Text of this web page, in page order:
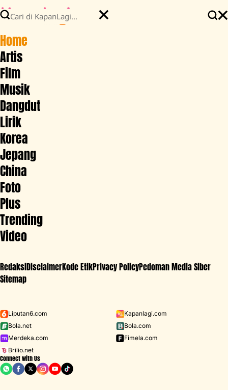
Iklan - Scroll ke bawah untuk melanjutkan
Home
Artis
Film
Musik
Dangdut
Lirik
Korea
Jepang
China
Foto
Plus
Trending
Video
RedaksiDisclaimerKode EtikPrivacy PolicyPedoman Media Siber
Sitemap
Liputan6.com
Kapanlagi.com
Bola.net
Bola.com
Merdeka.com
Fimela.com
Brilio.net
Connect with Us
D ACADEMY 8 Raisa